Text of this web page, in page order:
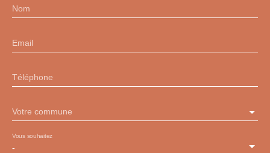
Nom
Email
Téléphone
Votre commune
-
Vous souhaitez